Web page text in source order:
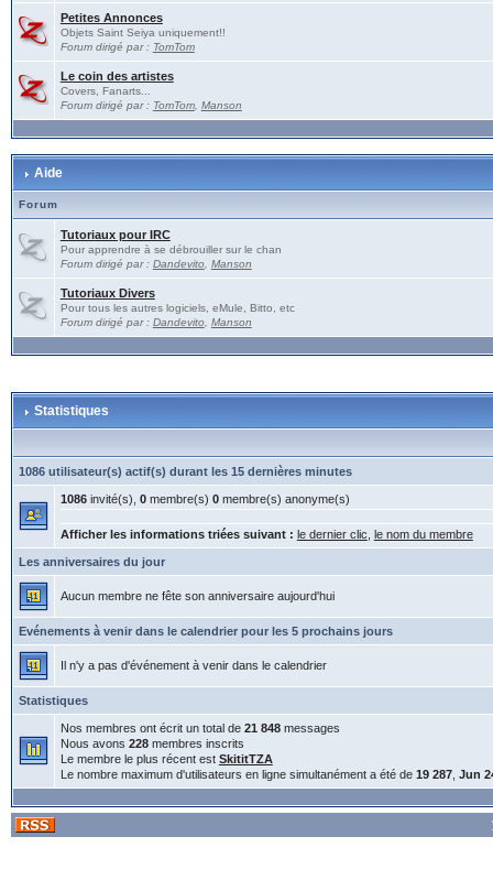
Petites Annonces
Objets Saint Seiya uniquement!!
Forum dirigé par : TomTom
Le coin des artistes
Covers, Fanarts...
Forum dirigé par : TomTom, Manson
Aide
Forum
Tutoriaux pour IRC
Pour apprendre à se débrouiller sur le chan
Forum dirigé par : Dandevito, Manson
Tutoriaux Divers
Pour tous les autres logiciels, eMule, Bitto, etc
Forum dirigé par : Dandevito, Manson
Statistiques
1086 utilisateur(s) actif(s) durant les 15 dernières minutes
1086invité(s), 0membre(s) 0membre(s) anonyme(s)
Afficher les informations triées suivant : le dernier clic le nom du membre
Les anniversaires du jour
Aucun membre ne fête son anniversaire aujourd'hui
Evénements à venir dans le calendrier pour les 5 prochains jours
Il n'y a pas d'événement à venir dans le calendrier
Statistiques
Nos membres ont écrit un total de 21 848messages
Nous avons 228membres inscrits
Le membre le plus récent est SkititTZA
Le nombre maximum d'utilisateurs en ligne simultanément a été de 19 287, Jun